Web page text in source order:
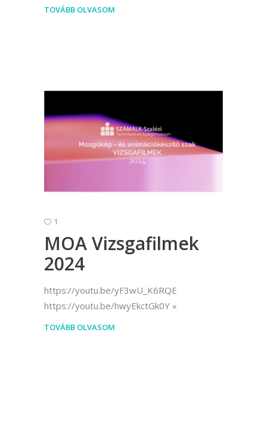
TOVÁBB OLVASOM
1
MOA Vizsgafilmek
2024
https://youtu.be/yF3wU_K6RQE
https://youtu.be/hwyEkctGk0Y
TOVÁBB OLVASOM